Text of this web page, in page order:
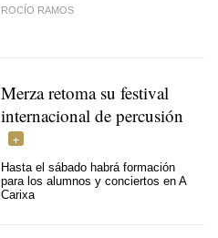
ROCÍO RAMOS
Merza retoma su festival
internacional de percusión
Hasta el sábado habrá formación
para los alumnos y conciertos en A
Carixa